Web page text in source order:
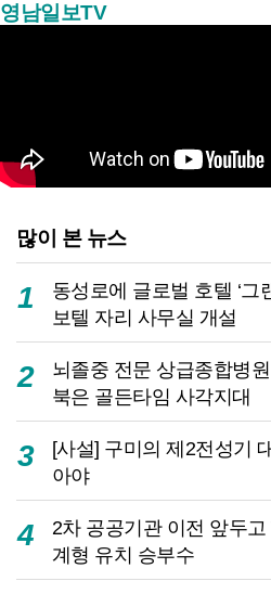
영남일보TV
많이 본 뉴스
1
동성로에 글로벌 호텔 ‘
보텔 자리 사무실 개설
2
뇌졸중 전문 상급종합병
북은 골든타임 사각지대
3
[사설] 구미의 제2전성기
아야
4
2차 공공기관 이전 앞두
계형 유치 승부수